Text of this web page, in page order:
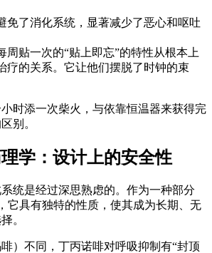
免了消化系统，显著减少了恶心和呕吐
周贴一次的“贴上即忘”的特性从根本上
疗的关系。它让他们摆脱了时钟的束
时添一次柴火，与依靠恒温器来获得完
别。
学：设计上的安全性
统是经过深思熟虑的。作为一种部分
它具有独特的性质，使其成为长期、无
。
）不同，丁丙诺啡对呼吸抑制有“封顶